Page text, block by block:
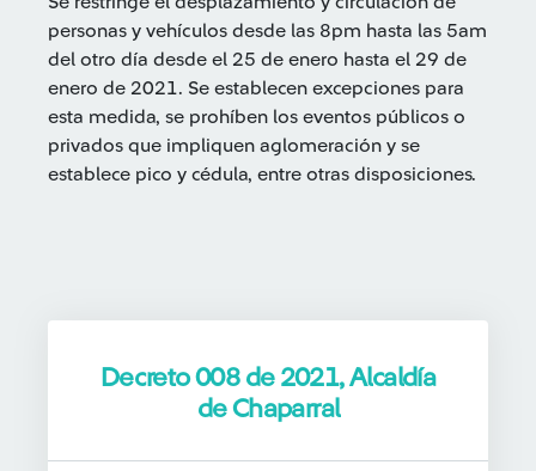
personas y vehículos desde las 8pm hasta las 5am
del otro día desde el 25 de enero hasta el 29 de
enero de 2021. Se establecen excepciones para
esta medida, se prohíben los eventos públicos o
privados que impliquen aglomeración y se
establece pico y cédula, entre otras disposiciones.
Decreto 008 de 2021, Alcaldía
de Chaparral